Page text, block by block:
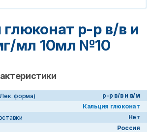
р-р в/в и
мл 10мл №10
форма)
р-р в/в и в/м
Кальция глюконат
Нет
Россия